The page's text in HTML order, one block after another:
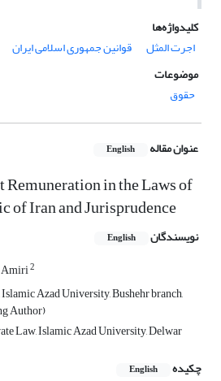
کلیدواژه‌ها
اجرت المثل
قوانین جمهوری اسلامی ایران
موضوعات
حقوق
عنوان مقاله English
in the Laws of
of Iran and Jurisprudence
نویسندگان English
Amiri2
Azad University, Bushehr branch,
Author)
Law, Islamic Azad University, Delwar
چکیده
English